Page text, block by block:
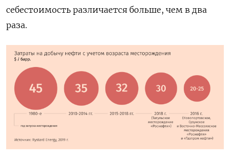
себестоимость различается больше, чем в два
раза.